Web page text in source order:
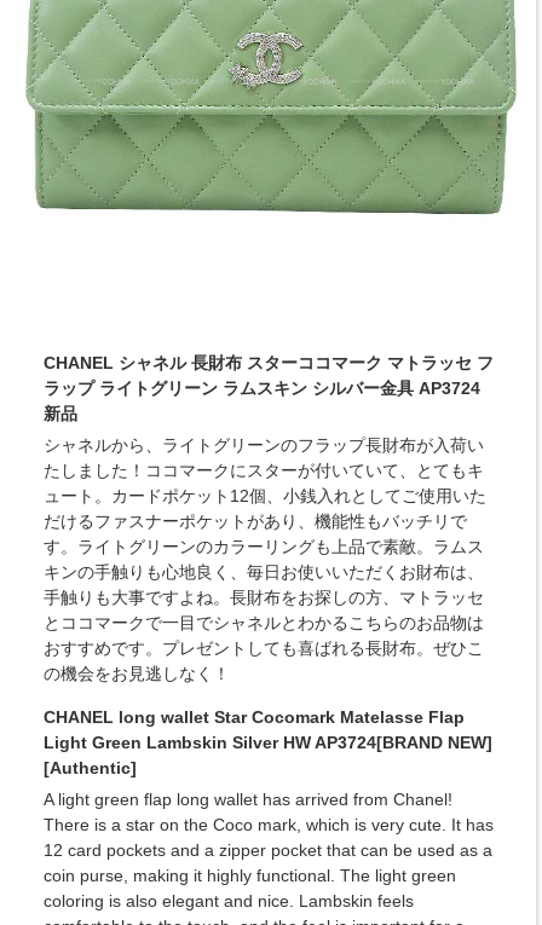
CHANEL シャネル 長財布 スターココマーク マトラッセ フ
ラップ ライトグリーン ラムスキン シルバー金具 AP3724
新品
シャネルから、ライトグリーンのフラップ長財布が入荷い
たしました！ココマークにスターが付いていて、とてもキ
ュート。カードポケット12個、小銭入れとしてご使用いた
だけるファスナーポケットがあり、機能性もバッチリで
す。ライトグリーンのカラーリングも上品で素敵。ラムス
キンの手触りも心地良く、毎日お使いいただくお財布は、
手触りも大事ですよね。長財布をお探しの方、マトラッセ
とココマークで一目でシャネルとわかるこちらのお品物は
おすすめです。プレゼントしても喜ばれる長財布。ぜひこ
の機会をお見逃しなく！
CHANEL long wallet Star Cocomark Matelasse Flap
Light Green Lambskin Silver HW AP3724[BRAND NEW]
[Authentic]
A light green flap long wallet has arrived from Chanel!
There is a star on the Coco mark, which is very cute. It has
12 card pockets and a zipper pocket that can be used as a
coin purse, making it highly functional. The light green
coloring is also elegant and nice. Lambskin feels